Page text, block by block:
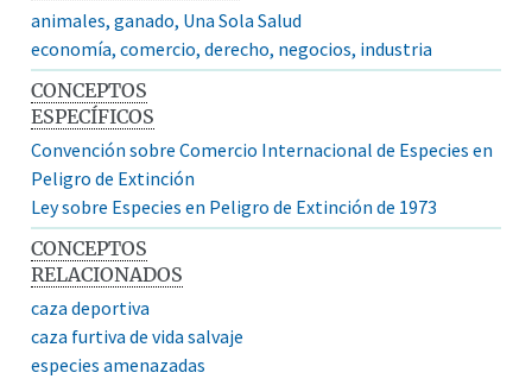
animales, ganado, Una Sola Salud
economía, comercio, derecho, negocios, industria
CONCEPTOS
ESPECÍFICOS
Convención sobre Comercio Internacional de Especies en
Peligro de Extinción
Ley sobre Especies en Peligro de Extinción de 1973
CONCEPTOS
RELACIONADOS
caza deportiva
caza furtiva de vida salvaje
especies amenazadas